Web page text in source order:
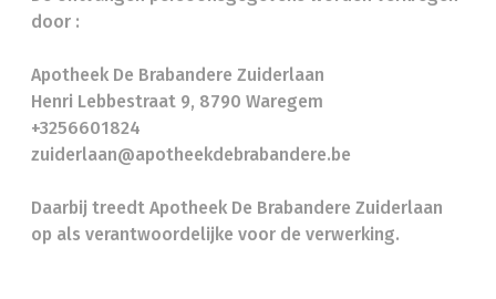
door :
Apotheek De Brabandere Zuiderlaan
Henri Lebbestraat 9, 8790 Waregem
+3256601824
zuiderlaan@apotheekdebrabandere.be
Daarbij treedt Apotheek De Brabandere Zuiderlaan
op als verantwoordelijke voor de verwerking.